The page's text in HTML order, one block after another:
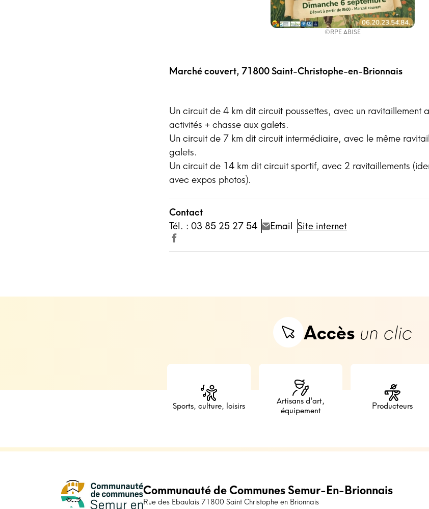
©RPE ABISE
Marché couvert, 71800 Saint-Christophe-en-Brionnais
Un circuit de 4 km dit circuit poussettes, avec un ravitaillement
activités + chasse aux galets.
Un circuit de 7 km dit circuit intermédiaire, avec le même
galets.
Un circuit de 14 km dit circuit sportif, avec 2 ravitaillements
avec expos photos).
Contact
Tél. : 03 85 25 27 54
Email Site internet
Accès un clic
Sports, culture, loisirs
Artisans d'art,
équipement
Producteurs
Communauté de Communes Semur-En-Brionnais
Rue des Ebaulais 71800 Saint Christophe en Brionnais